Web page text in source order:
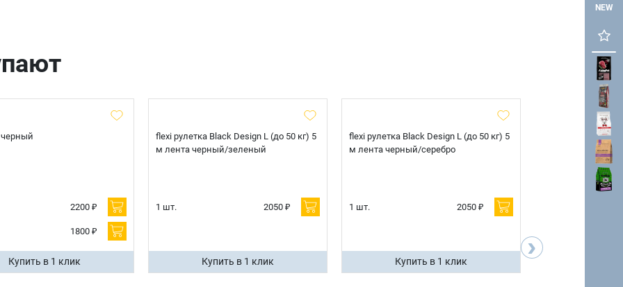
NEW
2200 ₽
1800 ₽
Купить в 1 клик
flexi рулетка Black Design L (до 50 кг) 5
м лента черный/зеленый
1 шт. 2050 ₽
Купить в 1 клик
flexi рулетка Black Design L (до 50 кг) 5
м лента черный/серебро
1 шт. 2050 ₽
Купить в 1 клик
flexi рулетка
м лента черный/
›